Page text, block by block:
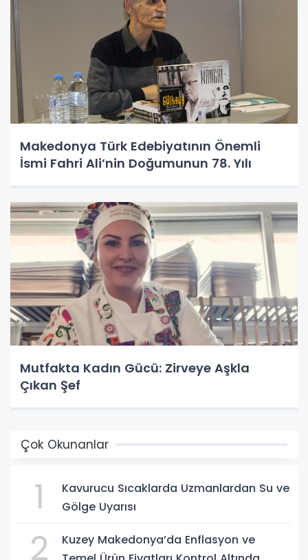
Makedonya Türk Edebiyatının Önemli
İsmi Fahri Ali’nin Doğumunun 78. Yılı
Mutfakta Kadın Gücü: Zirveye Aşkla
Çıkan Şef
Çok Okunanlar
1
Kavurucu Sıcaklarda Uzmanlardan Su ve
Gölge Uyarısı
2
Kuzey Makedonya’da Enflasyon ve